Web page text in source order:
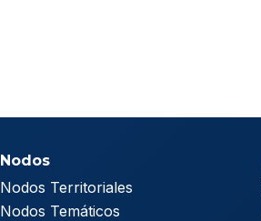
Nodos
Nodos Territoriales
Nodos Temáticos